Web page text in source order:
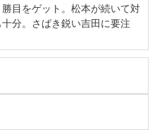
目をゲット。松本が続いて対
分。さばき鋭い吉田に要注